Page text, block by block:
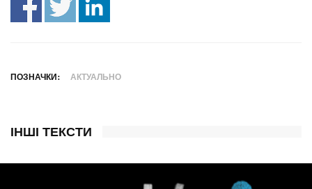
ПОЗНАЧКИ: АКТУАЛЬНО
ІНШІ ТЕКСТИ